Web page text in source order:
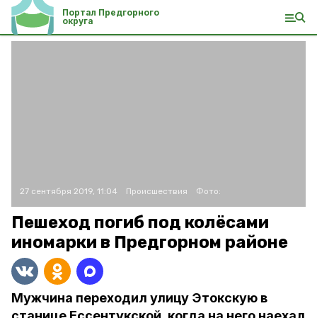
Портал Предгорного
округа
27 сентября 2019, 11:04 Происшествия Фото:
Пешеход погиб под колёсами
иномарки в Предгорном районе
Мужчина переходил улицу Этокскую в